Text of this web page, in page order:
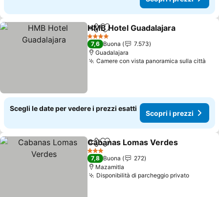
CondividiAggiungi ai preferiti
HMB Hotel Guadalajara
4 Stelle
7,6 Buona
7.573
Guadalajara
Camere con vista panoramica sulla città
Scegli le date per vedere i prezzi esatti
Scopri i prezzi
CondividiAggiungi ai preferiti
Cabanas Lomas Verdes
3 Stelle
7,8 Buona
272
Mazamitla
Disponibilità di parcheggio privato